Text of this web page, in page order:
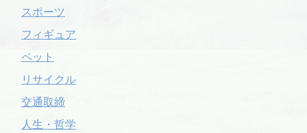
スポーツ
フィギュア
ペット
リサイクル
交通取締
人生・哲学